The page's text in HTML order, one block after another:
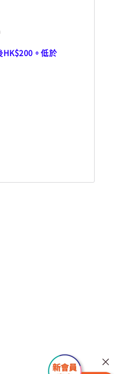
HK$200。低於